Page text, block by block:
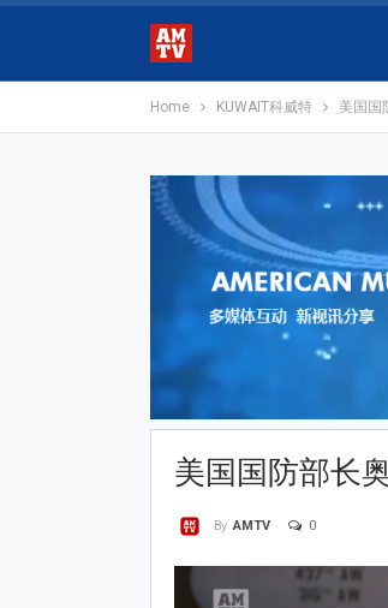
Home KUWAIT科威特 美国国
美国国防部长
By AMTV 0